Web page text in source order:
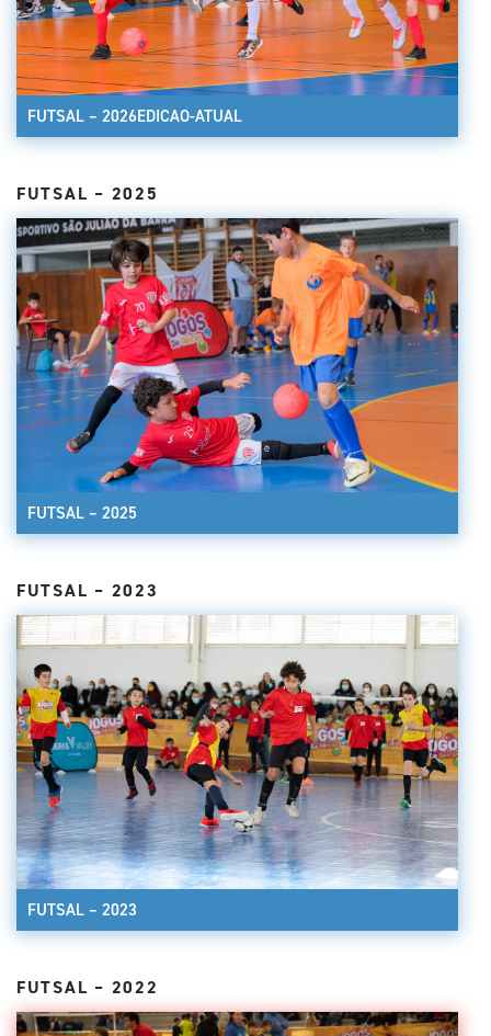
FUTSAL – 2026EDICAO-ATUAL
FUTSAL – 2025
FUTSAL – 2025
FUTSAL – 2023
FUTSAL – 2023
FUTSAL – 2022